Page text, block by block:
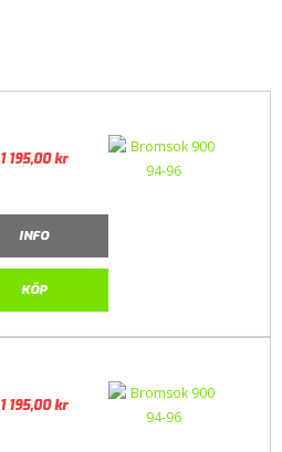
1 195,00kr
INFO
KÖP
1 195,00kr